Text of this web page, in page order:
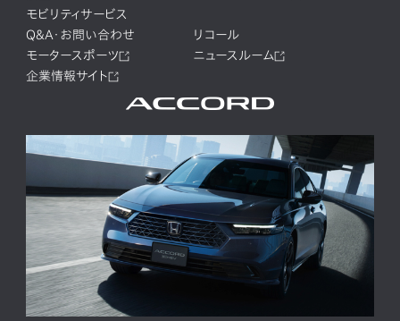
モビリティサービス
Q&A・お問い合わせ
リコール
モータースポーツ
ニュースルーム
企業情報サイト